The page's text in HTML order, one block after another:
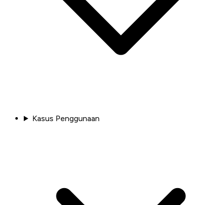
Kasus Penggunaan